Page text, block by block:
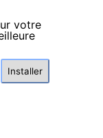
votre
Installer